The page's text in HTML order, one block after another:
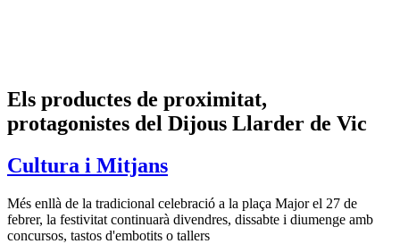
Els productes de proximitat,
protagonistes del Dijous Llarder de Vic
Cultura i Mitjans
Més enllà de la tradicional celebració a la plaça Major el 27 de
febrer, la festivitat continuarà divendres, dissabte i diumenge amb
concursos, tastos d'embotits o tallers